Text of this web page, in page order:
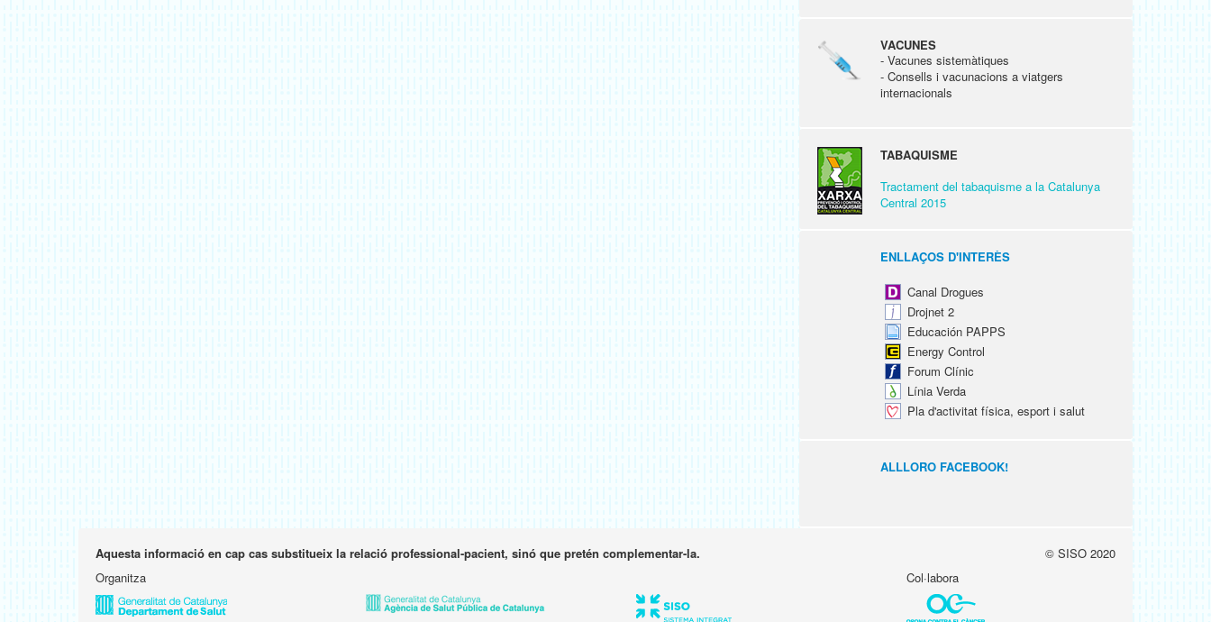
VACUNES
- Vacunes sistemàtiques
- Consells i vacunacions a viatgers
internacionals
TABAQUISME
Tractament del tabaquisme a la Catalunya
Central 2015
ENLLAÇOS D'INTERÈS
Canal Drogues
Drojnet 2
Educación PAPPS
Energy Control
Forum Clínic
Línia Verda
Pla d'activitat física, esport i salut
ALLLORO FACEBOOK!
Aquesta informació en cap cas substitueix la relació professional-pacient, sinó que pretén complementar-la.
© SISO 2020
Organitza
Col·labora